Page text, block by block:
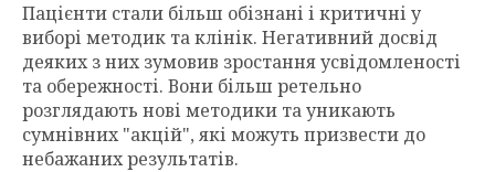
Пацієнти стали більш обізнані і критичні у
виборі методик та клінік. Негативний досвід
деяких з них зумовив зростання усвідомленості
та обережності. Вони більш ретельно
розглядають нові методики та уникають
сумнівних "акцій", які можуть призвести до
небажаних результатів.